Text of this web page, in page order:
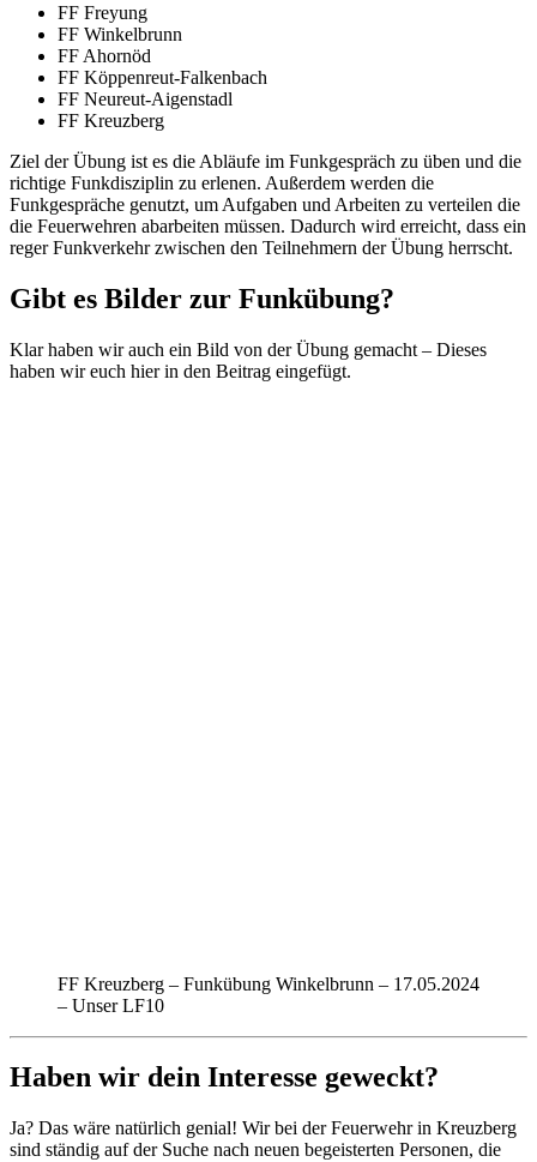
FF Freyung
FF Winkelbrunn
FF Ahornöd
FF Köppenreut-Falkenbach
FF Neureut-Aigenstadl
FF Kreuzberg
Ziel der Übung ist es die Abläufe im Funkgespräch zu üben und die
richtige Funkdisziplin zu erlenen. Außerdem werden die
Funkgespräche genutzt, um Aufgaben und Arbeiten zu verteilen die
die Feuerwehren abarbeiten müssen. Dadurch wird erreicht, dass ein
reger Funkverkehr zwischen den Teilnehmern der Übung herrscht.
Gibt es Bilder zur Funkübung?
Klar haben wir auch ein Bild von der Übung gemacht – Dieses
haben wir euch hier in den Beitrag eingefügt.
FF Kreuzberg – Funkübung Winkelbrunn – 17.05.2024
– Unser LF10
Haben wir dein Interesse geweckt?
Ja? Das wäre natürlich genial! Wir bei der Feuerwehr in Kreuzberg
sind ständig auf der Suche nach neuen begeisterten Personen, die